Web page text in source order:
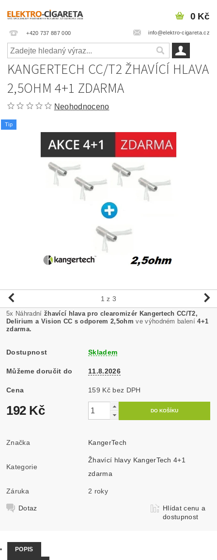
+420 737 887 000 info@elektro-cigareta.cz
0 Kč
KANGERTECH CC/T2 ŽHAVÍCÍ HLAVA
2,5OHM 4+1 ZDARMA
Neohodnoceno
Tip
1 z 3
5x Náhradní žhavící hlava pro clearomizér Kangertech CC/T2,
Delirium a Vision CC s odporem 2,5ohmve výhodném balení 4+1
zdarma.
Dostupnost Skladem
Můžeme doručit do 11.8.2026
Cena 159 Kč bez DPH
192 Kč
Značka KangerTech
Kategorie
Žhavící hlavy KangerTech 4+1
zdarma
Záruka 2 roky
Dotaz
Hlídat cenu a
dostupnost
POPIS